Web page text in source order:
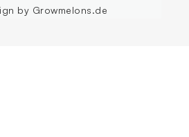
by Growmelons.de